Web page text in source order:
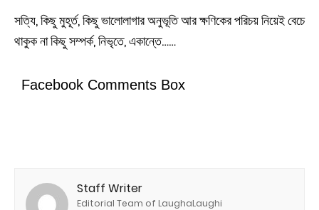
সত্যি, কিছু মুহূর্ত, কিছু ভালোলাগার অনুভূতি আর ক্ষণিকের পরিচয় নিয়েই বেচে
থাকুক না কিছু সম্পর্ক, নিভৃতে, একান্তে……
Facebook Comments Box
Staff Writer
Editorial Team of LaughaLaughi